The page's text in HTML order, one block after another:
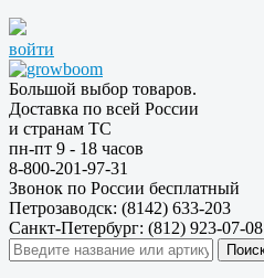
войти
Большой выбор товаров.
Доставка по всей России
и странам ТС
пн-пт 9 - 18 часов
8-800-201-97-31
Звонок по России бесплатный
Петрозаводск: (8142) 633-203
Санкт-Петербург: (812) 923-07-08